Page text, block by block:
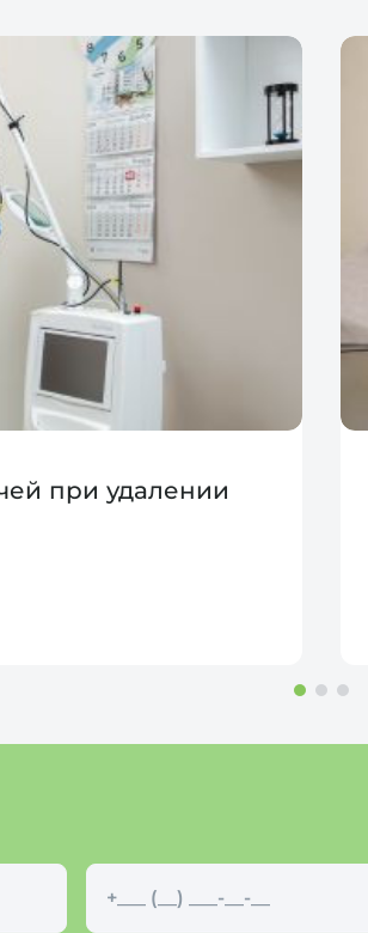
при удалении